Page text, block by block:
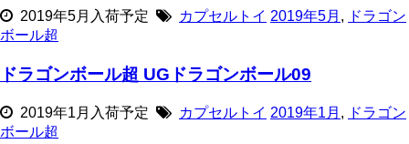
2019年5月入荷予定 カプセルトイ 2019年5月 , ドラゴン
ボール超
ドラゴンボール超 UGドラゴンボール09
2019年1月入荷予定 カプセルトイ 2019年1月 , ドラゴン
ボール超